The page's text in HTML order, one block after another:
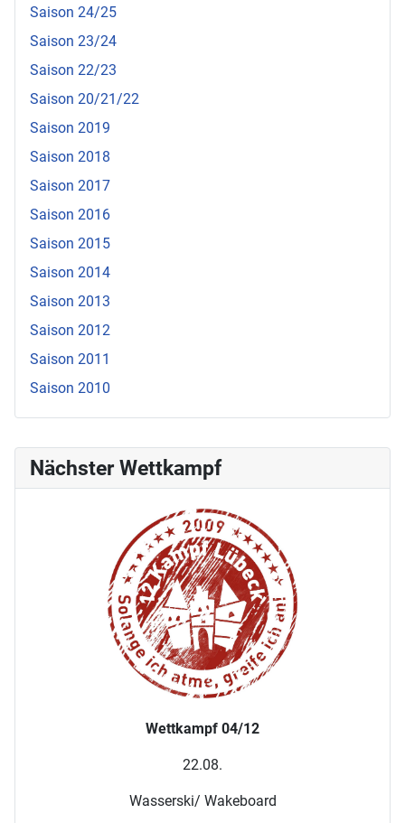
Nächster Wettkampf
Wettkampf 04/12
22.08.
Wasserski/ Wakeboard
Saison 24/25
Saison 23/24
Saison 22/23
Saison 20/21/22
Saison 2019
Saison 2018
Saison 2017
Saison 2016
Saison 2015
Saison 2014
Saison 2013
Saison 2012
Saison 2011
Saison 2010